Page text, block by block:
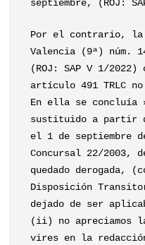
septiembre, (ROJ:
Por el contrario, la
Valencia (9ª) núm.
(ROJ: SAP V 1/
artículo 491 TRLC
En ella se concluía
sustituido a partir
el 1 de septiembre
Concursal 22/2003,
quedado derogada,
Disposición
dejado de ser
(ii) no apreciamos
vires en la